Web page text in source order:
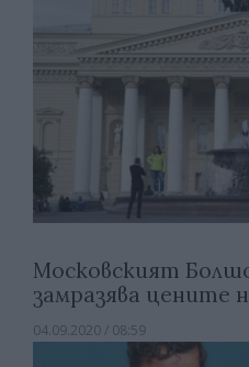
Московският
замразява цените
04.09.2020 / 08:59